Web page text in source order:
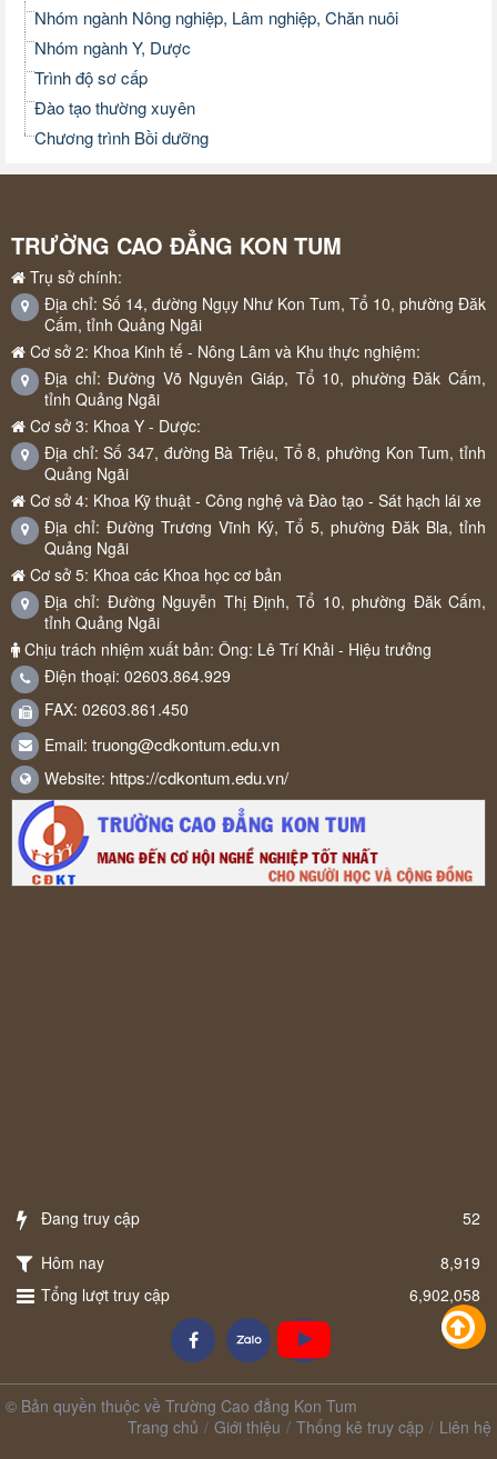
Nhóm ngành Nông nghiệp, Lâm nghiệp, Chăn nuôi
Nhóm ngành Y, Dược
Trình độ sơ cấp
Đào tạo thường xuyên
Chương trình Bồi dưỡng
TRƯỜNG CAO ĐẲNG KON TUM
Trụ sở chính:
Địa chỉ: Số 14, đường Ngụy Như Kon Tum, Tổ 10, phường Đăk
Cấm, tỉnh Quảng Ngãi
Cơ sở 2: Khoa Kinh tế - Nông Lâm và Khu thực nghiệm:
Địa chỉ: Đường Võ Nguyên Giáp, Tổ 10, phường Đăk Cấm,
tỉnh Quảng Ngãi
Cơ sở 3: Khoa Y - Dược:
Địa chỉ: Số 347, đường Bà Triệu, Tổ 8, phường Kon Tum, tỉnh
Quảng Ngãi
Cơ sở 4: Khoa Kỹ thuật - Công nghệ và Đào tạo - Sát hạch lái xe
Địa chỉ: Đường Trương Vĩnh Ký, Tổ 5, phường Đăk Bla, tỉnh
Quảng Ngãi
Cơ sở 5: Khoa các Khoa học cơ bản
Địa chỉ: Đường Nguyễn Thị Định, Tổ 10, phường Đăk Cấm,
tỉnh Quảng Ngãi
Chịu trách nhiệm xuất bản: Ông: Lê Trí Khải - Hiệu trưởng
Điện thoại: 02603.864.929
FAX: 02603.861.450
Email: truong@cdkontum.edu.vn
Website: https://cdkontum.edu.vn/
Đang truy cập
52
Hôm nay
8,919
Tổng lượt truy cập
6,902,058
© Bản quyền thuộc về Trường Cao đẳng Kon Tum
Trang chủ
Giới thiệu Thống kê truy cập Liên hệ